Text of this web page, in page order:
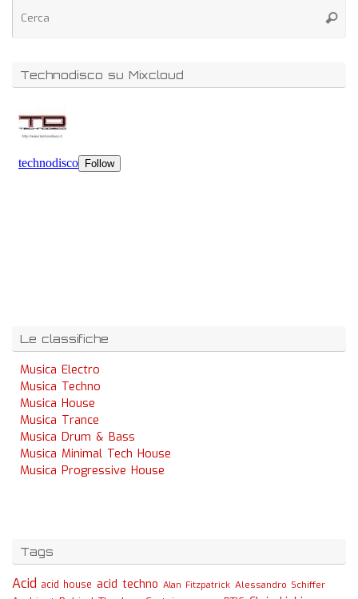
Technodisco su Mixcloud
Le classifiche
Musica Electro
Musica Techno
Musica House
Musica Trance
Musica Drum & Bass
Musica Minimal Tech House
Musica Progressive House
Tags
Acid acid house acid techno Alan Fitzpatrick Alessandro Schiffer